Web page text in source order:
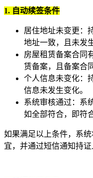
1. 自动续签条件
居住地址未变更：
地址一致，且未发
房屋租赁备案合同
赁备案，且备案合
个人信息未变化：
信息未发生变化。
系统审核通过：系
如全部符合，即符
如果满足以上条件，系
宜，并通过短信通知持证